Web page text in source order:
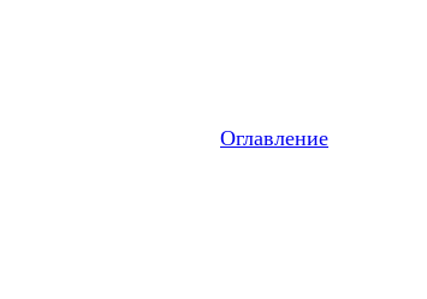
Оглавление